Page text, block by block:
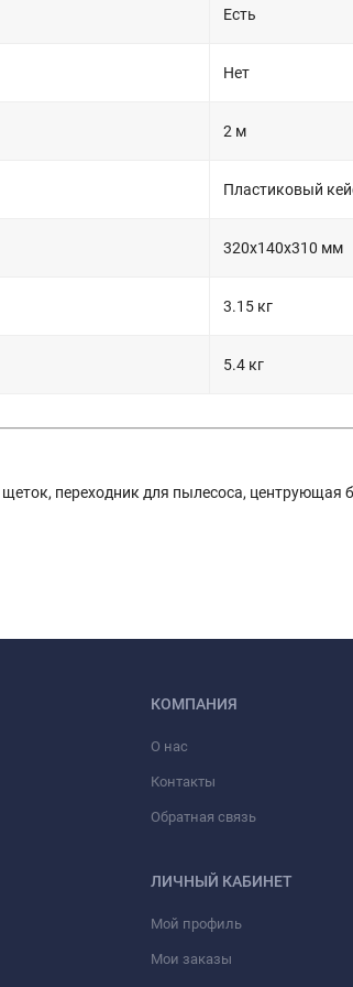
Есть
Нет
2 м
Пластиковый
320х140х310 мм
3.15 кг
5.4 кг
переходник для пылесоса, центрующая
КОМПАНИЯ
О нас
Контакты
Обратная связь
ЛИЧНЫЙ КАБИНЕТ
Мой профиль
Мои заказы